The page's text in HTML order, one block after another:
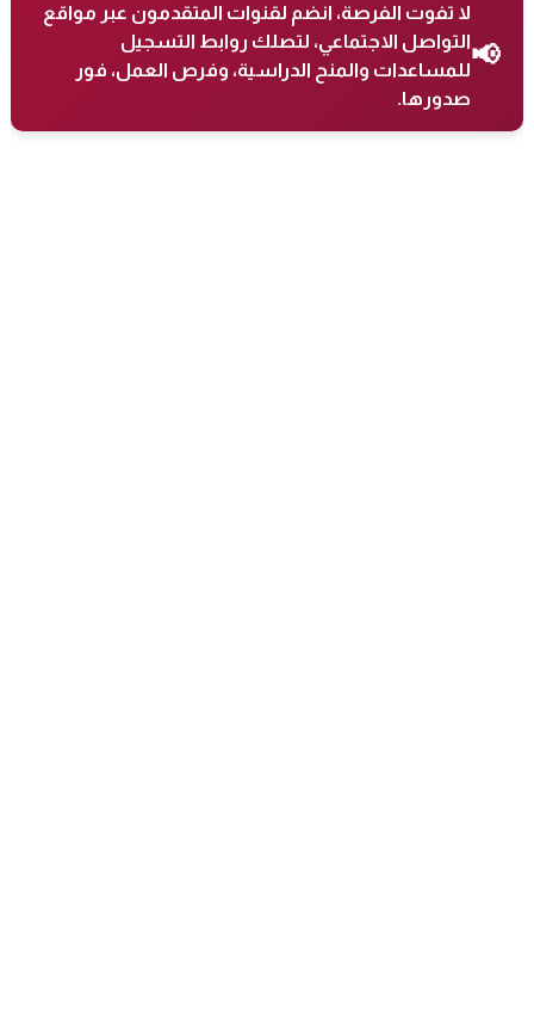
📢
لا تفوت الفرصة، انضم لقنوات المتقدمون عبر مواقع
التواصل الاجتماعي، لتصلك روابط التسجيل
للمساعدات والمنح الدراسية، وفرص العمل، فور
صدورها.